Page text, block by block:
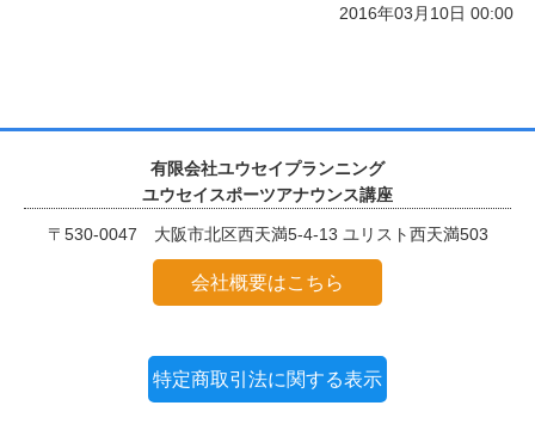
2016年03月10日 00:00
有限会社ユウセイプランニング
ユウセイスポーツアナウンス講座
〒530-0047 大阪市北区西天満5-4-13 ユリスト西天満503
会社概要はこちら
特定商取引法に関する表示